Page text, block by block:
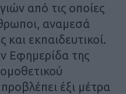
από τις οποίες
αναμεσά
εκπαιδευτικοί.
Εφημερίδα της
έξι μέτρα